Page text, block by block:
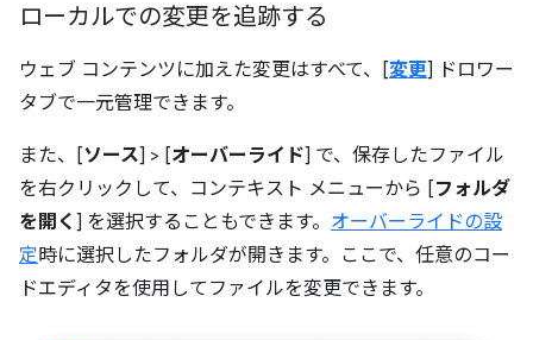
ローカルでの変更を追跡する
ウェブ コンテンツに加えた変更はすべて、[変更] ドロワー
タブで一元管理できます。
また、[ソース] > [オーバーライド] で、保存したファイル
を右クリックして、コンテキスト メニューから [フォルダ
を開く ] を選択することもできます。 オーバーライドの設
定時に選択したフォルダが開きます。ここで、任意のコー
ドエディタを使用してファイルを変更できます。